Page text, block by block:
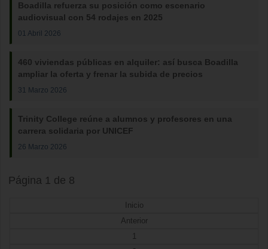
Boadilla refuerza su posición como escenario
audiovisual con 54 rodajes en 2025
01 Abril 2026
460 viviendas públicas en alquiler: así busca Boadilla
ampliar la oferta y frenar la subida de precios
31 Marzo 2026
Trinity College reúne a alumnos y profesores en una
carrera solidaria por UNICEF
26 Marzo 2026
Página 1 de 8
Inicio
Anterior
1